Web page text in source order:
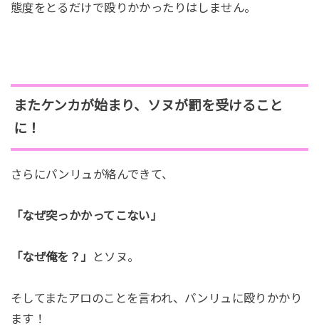
態度をとるだけで殴りかかったりはしません。
またケンカが始まり、ソヌが罰を受けること
に！
さらにパンリュが絡んできて、
「なぜ突っかかってこない」
「なぜ俺を？」 とソヌ。
そしてまたアロのことを言われ、パンリュに殴りかかり
ます！